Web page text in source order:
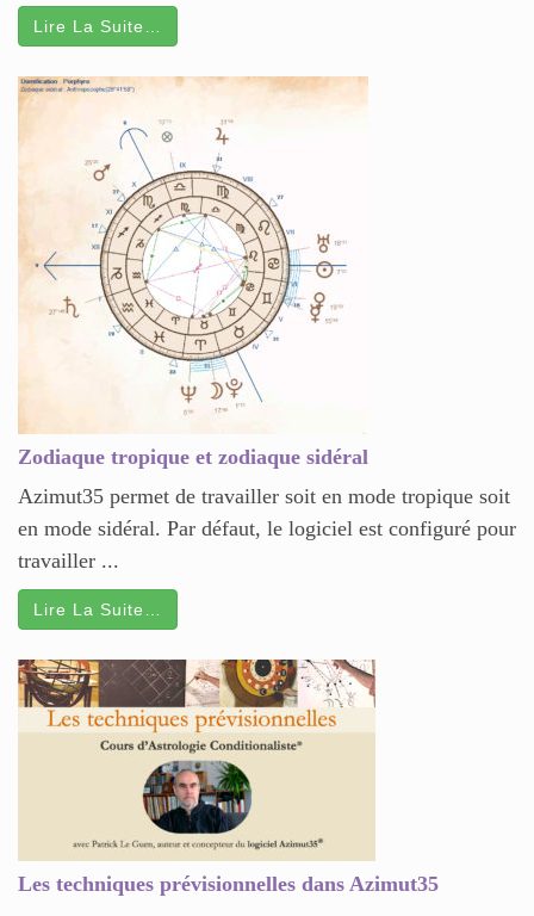
Lire La Suite…
Zodiaque tropique et zodiaque sidéral
Azimut35 permet de travailler soit en mode tropique soit
en mode sidéral. Par défaut, le logiciel est configuré pour
travailler ...
Lire La Suite…
Les techniques prévisionnelles dans Azimut35